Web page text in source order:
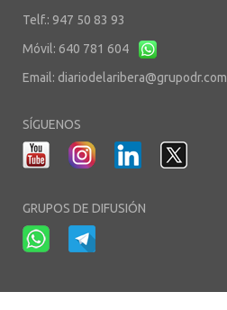
Telf.: 947 50 83 93
Móvil: 640 781 604
Email: diariodelaribera@grupodr.com
SÍGUENOS
GRUPOS DE DIFUSIÓN